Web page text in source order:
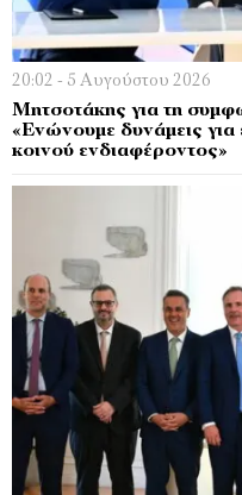
20:02 - 5 Αυγούστου 2026
Μητσοτάκης για τη
«Ενώνουμε δυνάμεις
κοινού ενδιαφέροντος»